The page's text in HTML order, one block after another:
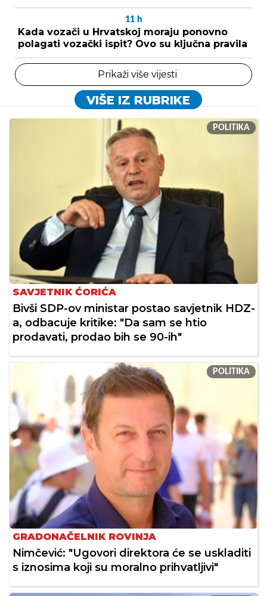
11 h
Kada vozači u Hrvatskoj moraju ponovno
polagati vozački ispit? Ovo su ključna pravila
Prikaži više vijesti
VIŠE IZ RUBRIKE
POLITIKA
SAVJETNIK ĆORIĆA
Bivši SDP-ov ministar postao savjetnik HDZ-
a, odbacuje kritike: "Da sam se htio
prodavati, prodao bih se 90-ih"
POLITIKA
GRADONAČELNIK ROVINJA
Nimčević: "Ugovori direktora će se uskladiti
s iznosima koji su moralno prihvatljivi"